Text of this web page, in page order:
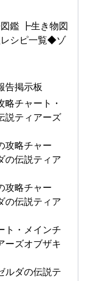
鑑 ┣生き物図
シピ一覧◆ゾ
告掲示板
略チャート・
説ティアーズ
攻略チャー
の伝説ティア
攻略チャー
の伝説ティア
ト・メインチ
ーズオブザキ
ルダの伝説テ